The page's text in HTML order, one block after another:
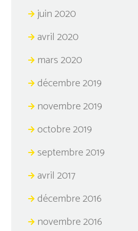
juin 2020
avril 2020
mars 2020
décembre 2019
novembre 2019
octobre 2019
septembre 2019
avril 2017
décembre 2016
novembre 2016